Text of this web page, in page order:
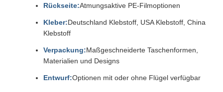
Rückseite:Atmungsaktive PE-Filmoptionen
Kleber:Deutschland Klebstoff, USA Klebstoff, China
Klebstoff
Verpackung:Maßgeschneiderte Taschenformen,
Materialien und Designs
Entwurf:Optionen mit oder ohne Flügel verfügbar